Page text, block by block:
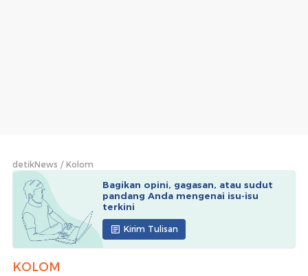
detikNews Kolom
Bagikan opini, gagasan, atau sudut
pandang Anda mengenai isu-isu
terkini
Kirim Tulisan
KOLOM